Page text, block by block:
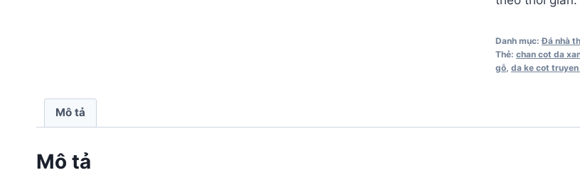
Danh mục:Đá nhà
Thẻ: chan cot da
gỗ, da ke cot
Mô tả
Mô tả